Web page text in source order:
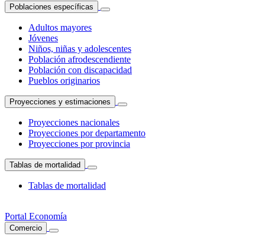
Poblaciones específicas
Adultos mayores
Jóvenes
Niños, niñas y adolescentes
Población afrodescendiente
Población con discapacidad
Pueblos originarios
Proyecciones y estimaciones
Proyecciones nacionales
Proyecciones por departamento
Proyecciones por provincia
Tablas de mortalidad
Tablas de mortalidad
Portal Economía
Comercio